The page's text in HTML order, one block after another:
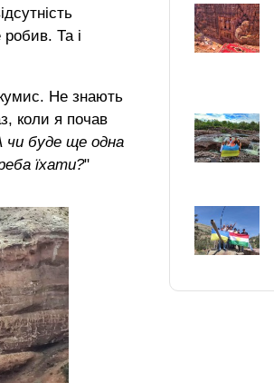
Та і
Не знають
коли я почав
чи буде ще одна
їхати?"